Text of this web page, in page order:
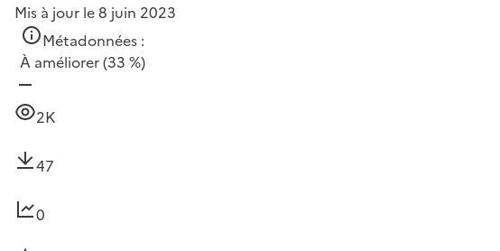
Mis à jour le 8 juin 2023
Métadonnées :
À améliorer(33 %)
2K
47
0